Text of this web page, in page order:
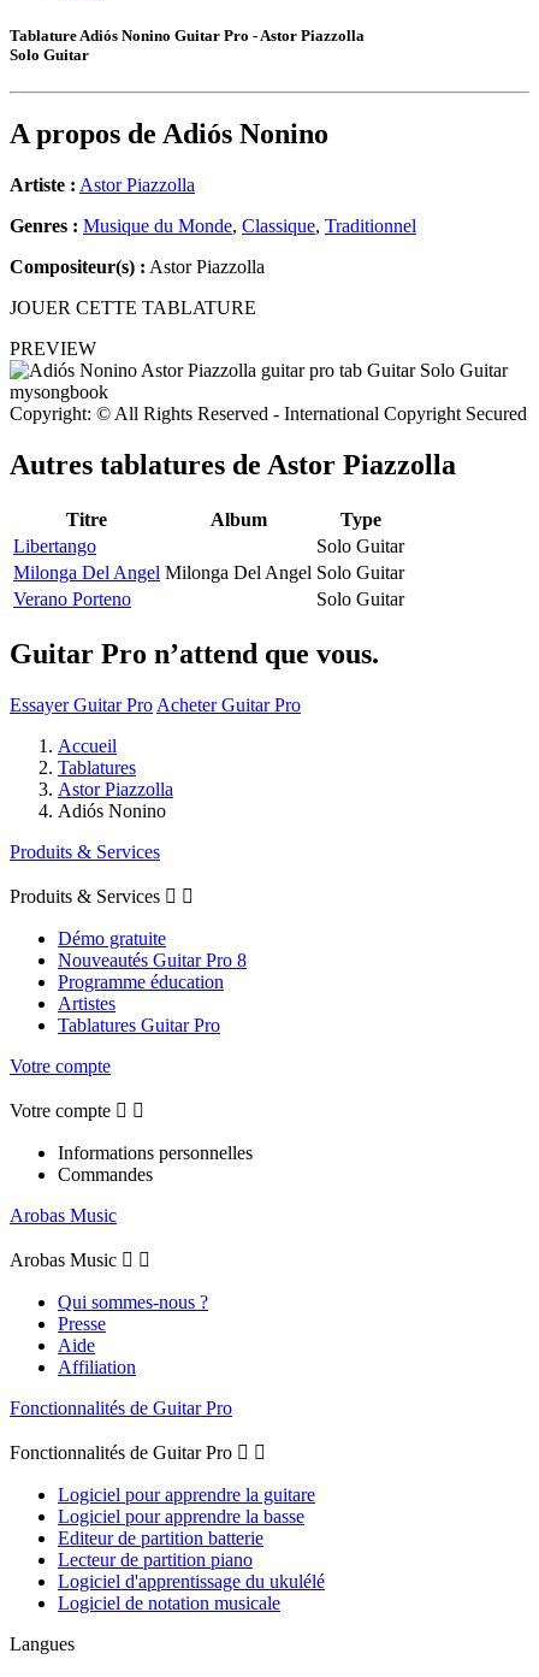
Tablature Adiós Nonino Guitar Pro - Astor Piazzolla
Solo Guitar
A propos de Adiós Nonino
Artiste : Astor Piazzolla
Genres : Musique du Monde, Classique, Traditionnel
Compositeur(s) : Astor Piazzolla
JOUER CETTE TABLATURE
PREVIEW
Copyright: © All Rights Reserved - International Copyright Secured
Autres tablatures de Astor Piazzolla
Titre Album
Type
Libertango
Solo Guitar
Milonga Del Angel Milonga Del Angel Solo Guitar
Verano Porteno
Solo Guitar
Guitar Pro n’attend que vous.
Essayer Guitar Pro Acheter Guitar Pro
Accueil
Tablatures
Astor Piazzolla
Adiós Nonino
Produits & Services
Produits & Services  
Démo gratuite
Nouveautés Guitar Pro 8
Programme éducation
Artistes
Tablatures Guitar Pro
Votre compte
Votre compte  
Informations personnelles
Commandes
Arobas Music
Arobas Music  
Qui sommes-nous ?
Presse
Aide
Affiliation
Fonctionnalités de Guitar Pro
Fonctionnalités de Guitar Pro  
Logiciel pour apprendre la guitare
Logiciel pour apprendre la basse
Editeur de partition batterie
Lecteur de partition piano
Logiciel d'apprentissage du ukulélé
Logiciel de notation musicale
Langues